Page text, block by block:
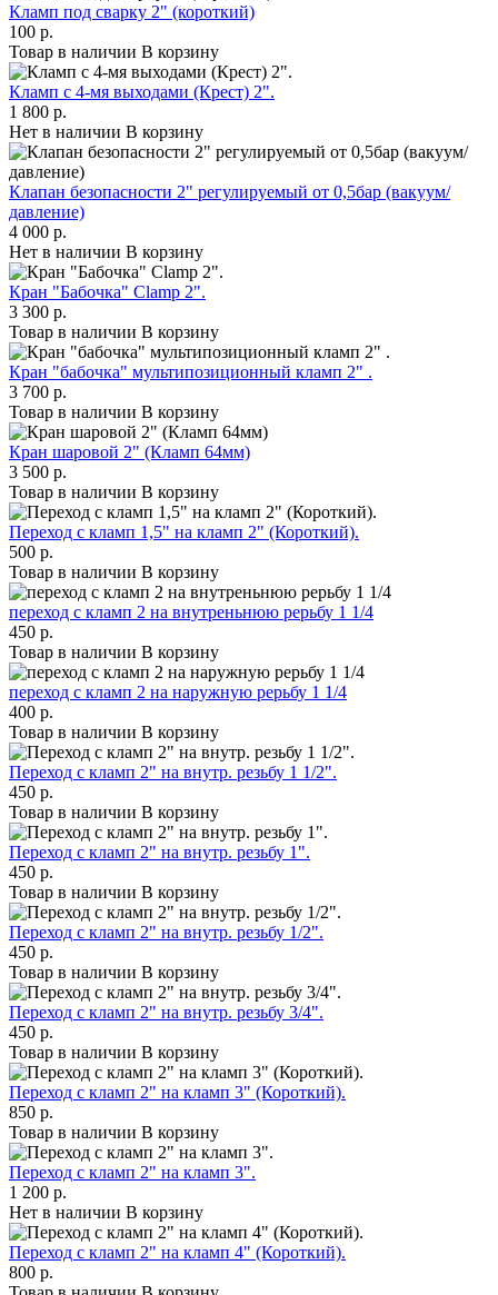
Кламп под сварку 2" (короткий)
100 р.
Товар в наличии В корзину
Кламп с 4-мя выходами (Крест) 2".
1 800 р.
Нет в наличии В корзину
Клапан безопасности 2" регулируемый от 0,5бар (вакуум/
давление)
4 000 р.
Нет в наличии В корзину
Кран "Бабочка" Clamp 2".
3 300 р.
Товар в наличии В корзину
Кран "бабочка" мультипозиционный кламп 2" .
3 700 р.
Товар в наличии В корзину
Кран шаровой 2" (Кламп 64мм)
3 500 р.
Товар в наличии В корзину
Переход с кламп 1,5" на кламп 2" (Короткий).
500 р.
Товар в наличии В корзину
переход с кламп 2 на внутреньнюю рерьбу 1 1/4
450 р.
Товар в наличии В корзину
переход с кламп 2 на наружную рерьбу 1 1/4
400 р.
Товар в наличии В корзину
Переход с кламп 2" на внутр. резьбу 1 1/2".
450 р.
Товар в наличии В корзину
Переход с кламп 2" на внутр. резьбу 1".
450 р.
Товар в наличии В корзину
Переход с кламп 2" на внутр. резьбу 1/2".
450 р.
Товар в наличии В корзину
Переход с кламп 2" на внутр. резьбу 3/4".
450 р.
Товар в наличии В корзину
Переход с кламп 2" на кламп 3" (Короткий).
850 р.
Товар в наличии В корзину
Переход с кламп 2" на кламп 3".
1 200 р.
Нет в наличии В корзину
Переход с кламп 2" на кламп 4" (Короткий).
800 р.